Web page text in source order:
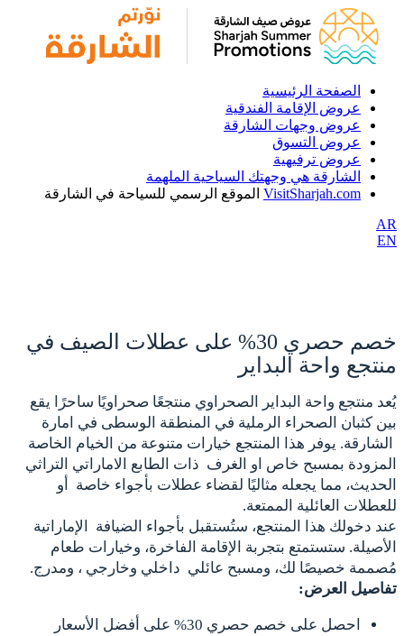
الصفحة الرئيسية
عروض الإقامة الفندقية
عروض وجهات الشارقة
عروض التسوق
عروض ترفيهية
الشارقة هي وجهتك السياحية الملهمة
VisitSharjah.com الموقع الرسمي للسياحة في الشارقة
AR
EN
خصم حصري 30% على عطلات الصيف في
منتجع واحة البداير
يُعد منتجع واحة البداير الصحراوي منتجعًا صحراويًا ساحرًا يقع
بين كثبان الصحراء الرملية في المنطقة الوسطى في امارة
الشارقة. يوفر هذا المنتجع خيارات متنوعة من الخيام الخاصة
المزودة بمسبح خاص او الغرف ذات الطابع الاماراتي التراثي
الحديث، مما يجعله مثاليًا لقضاء عطلات بأجواء خاصة أو
للعطلات العائلية الممتعة.
عند دخولك هذا المنتجع، ستُستقبل بأجواء الضيافة الإماراتية
الأصيلة. ستستمتع بتجربة الإقامة الفاخرة، وخيارات طعام
مُصممة خصيصًا لك، ومسبح عائلي داخلي وخارجي ، ومدرج.
تفاصيل العرض:
احصل على خصم حصري 30% على أفضل الأسعار